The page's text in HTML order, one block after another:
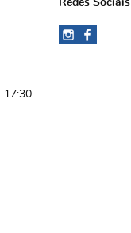
17:30
Redes Sociais